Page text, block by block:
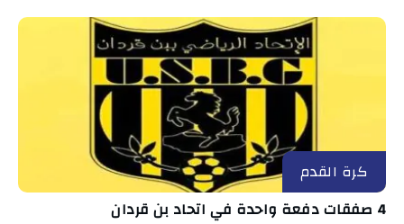
كرة القدم
4 صفقات دفعة واحدة في اتحاد بن قردان